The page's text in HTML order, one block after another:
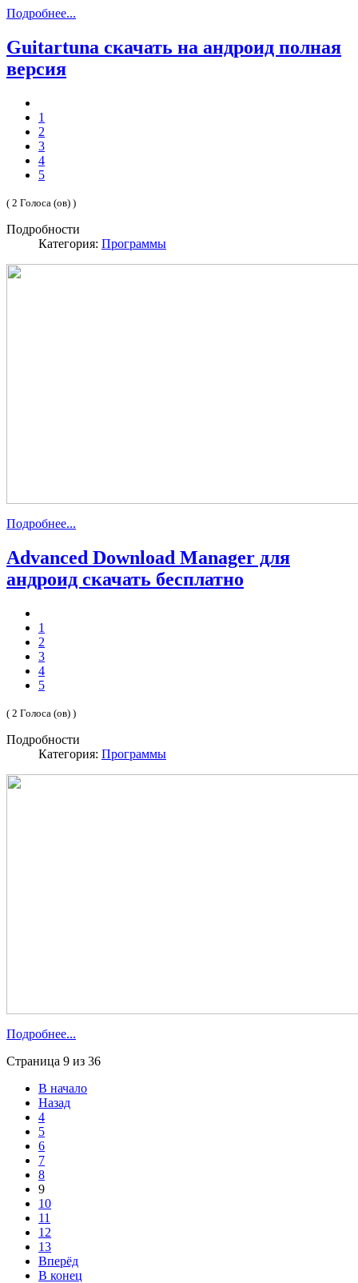
Подробнее...
Guitartuna скачать на андроид полная
версия
1
2
3
4
5
( 2 Голоса (ов) )
Подробности
Категория: Программы
Подробнее...
Advanced Download Manager для
андроид скачать бесплатно
1
2
3
4
5
( 2 Голоса (ов) )
Подробности
Категория: Программы
Подробнее...
Страница 9 из 36
В начало
Назад
4
5
6
7
8
9
10
11
12
13
Вперёд
В конец